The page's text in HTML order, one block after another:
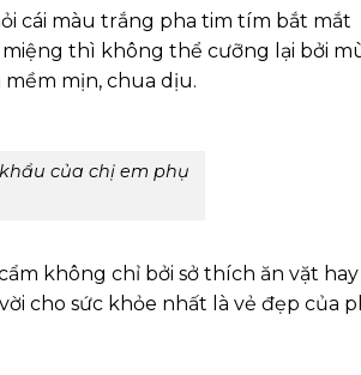
cái màu trắng pha tim tím bắt mắt
miệng thì không thể cưỡng lại bởi
mịn, chua dịu.
của chị em phụ
không chỉ bởi sở thích ăn vặt hay
cho sức khỏe nhất là vẻ đẹp của